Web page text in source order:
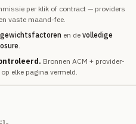
per klik of contract — providers
vaste maand-fee.
en de volledige
.
Bronnen ACM + provider-
elke pagina vermeld.